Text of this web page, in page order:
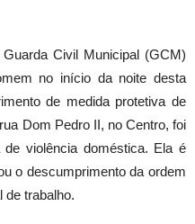
Civil Municipal (GCM)
no início da noite desta
de medida protetiva de
Dom Pedro II, no Centro, foi
violência doméstica. Ela é
o descumprimento da ordem
de trabalho.